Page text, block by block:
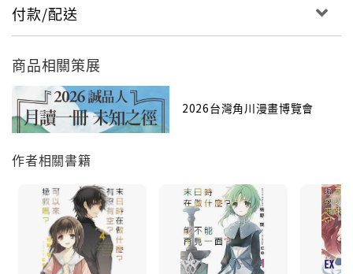
付款/配送
商品相關策展
2026台灣角川漫畫博覽會
作者相關書籍